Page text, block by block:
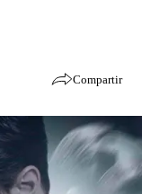
Compartir